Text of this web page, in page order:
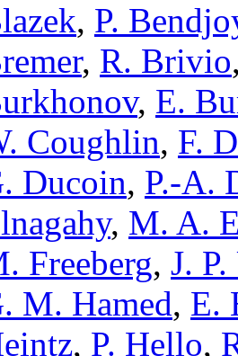
, P.
, R. Brivio
, E.
Coughlin, F.
Ducoin, P.-A.
, M. A.
Freeberg, J.
M. Hamed, E.
, P. Hello,